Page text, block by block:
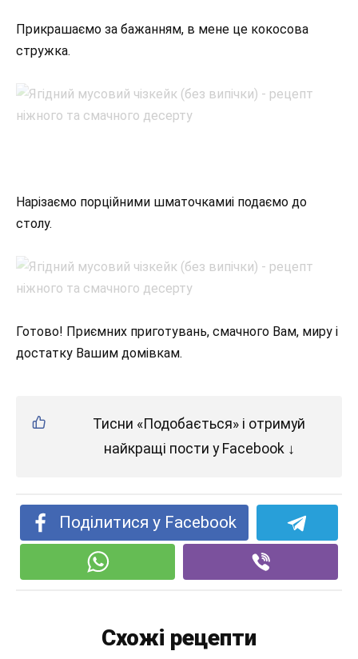
Прикрашаємо за бажанням, в мене це кокосова
стружка.
Нарізаємо порційними шматочкамиі подаємо до
столу.
Готово! Приємних приготувань, смачного Вам, миру і
достатку Вашим домівкам.
Тисни «Подобається» і отримуй
найкращі пости у Facebook ↓
Поділитися у Facebook
Схожі рецепти